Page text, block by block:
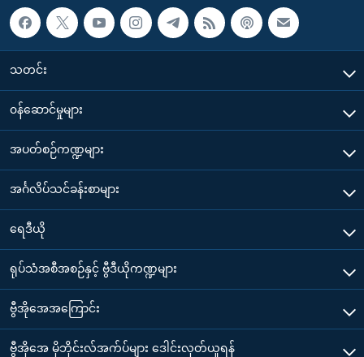
သတင်း
၀န်ဆောင်မှုများ
အပတ်စဉ်ကဏ္ဍများ
အင်္ဂလိပ်သင်ခန်းစာများ
ရေဒီယို
ရုပ်သံအစီအစဉ်နှင့် ဗွီဒီယိုကဏ္ဍများ
ဗွီအိုအေအကြောင်း
ဗွီအိုအေ မိုဘိုင်းလ်အက်ပ်များ ဒေါင်းလုတ်ယူရန်